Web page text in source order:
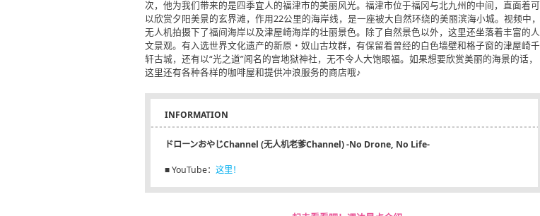
次，他为我们带来的是四季宜人的福津市的美丽风光。福津市位于福冈与北九州的中间，直面着可
以欣赏夕阳美景的玄界滩，作用22公里的海岸线，是一座被大自然环绕的美丽滨海小城。视频中，
无人机拍摄下了福间海岸以及津屋崎海岸的壮丽景色。除了自然景色以外，这里还坐落着丰富的人
文景观。有入选世界文化遗产的新原・奴山古坟群，有保留着曾经的白色墙壁和格子窗的津屋崎千
轩古城，还有以“光之道”闻名的宫地狱神社，无不令人大饱眼福。如果想要欣赏美丽的海景的话，
这里还有各种各样的咖啡屋和提供冲浪服务的商店哦♪
INFORMATION
ドローンおやじChannel (无人机老爹Channel) -No Drone, No Life-
■ YouTube： 这里！